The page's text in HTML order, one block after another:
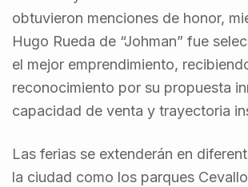
obtuvieron menciones de honor,
Hugo Rueda de “Johman” fue
el mejor emprendimiento,
reconocimiento por su propuesta
capacidad de venta y trayectoria
Las ferias se extenderán en
la ciudad como los parques